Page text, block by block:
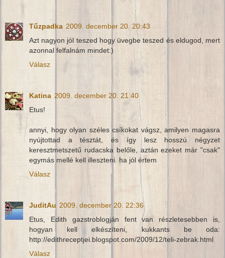
Tűzpadka 2009. december 20. 20:43
Azt nagyon jól teszed hogy üvegbe teszed és eldugod, mert
azonnal felfalnám mindet:)
Válasz
Katina 2009. december 20. 21:40
Etus!
annyi, hogy olyan széles csíkokat vágsz, amilyen magasra
nyújtottad a tésztát, és így lesz hosszú négyzet
keresztmetszetű rudacska belőle, aztán ezeket már "csak"
egymás mellé kell illeszteni. ha jól értem
Válasz
JuditAu 2009. december 20. 22:36
Etus, Edith gazstroblogján fent van részletesebben is,
hogyan kell elkészíteni, kukkants be oda:
http://edithreceptjei.blogspot.com/2009/12/teli-zebrak.html
Válasz